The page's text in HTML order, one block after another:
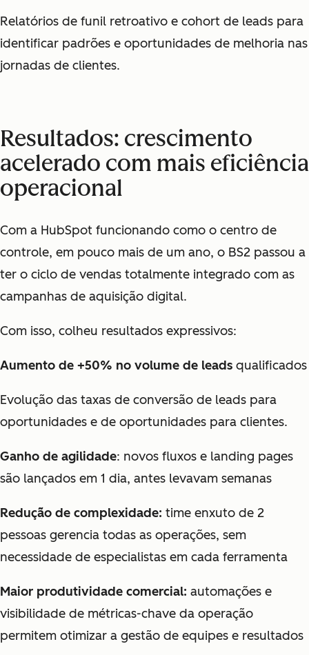
Relatórios de funil retroativo e cohort de leads para
identificar padrões e oportunidades de melhoria nas
jornadas de clientes.
Resultados: crescimento
acelerado com mais eficiência
operacional
Com a HubSpot funcionando como o centro de
controle, em pouco mais de um ano, o BS2 passou a
ter o ciclo de vendas totalmente integrado com as
campanhas de aquisição digital.
Com isso, colheu resultados expressivos:
Aumento de +50% no volume de leads qualificados
Evolução das taxas de conversão de leads para
oportunidades e de oportunidades para clientes.
Ganho de agilidade: novos fluxos e landing pages
são lançados em 1 dia, antes levavam semanas
Redução de complexidade: time enxuto de 2
pessoas gerencia todas as operações, sem
necessidade de especialistas em cada ferramenta
Maior produtividade comercial: automações e
visibilidade de métricas-chave da operação
permitem otimizar a gestão de equipes e resultados